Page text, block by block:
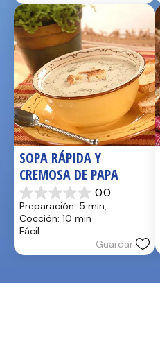
SOPA RÁPIDA Y
CREMOSA DE PAPA
0.0
0.0
de
5
estrellas.
Preparación: 5 min,
Cocción: 10 min
Fácil
Guardar